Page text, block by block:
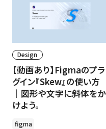
Design
【動画あり】Figmaのプラ
グイン『Skew』の使い方
｜図形や文字に斜体をか
けよう。
figma